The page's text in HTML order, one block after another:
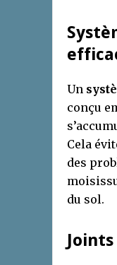
Un
conçu
Cela
des
du sol.